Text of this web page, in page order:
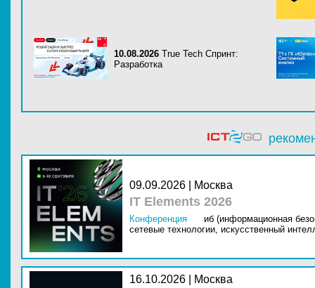
10.08.2026 True Tech Спринт:
Разработка
09.09.2026 | Москва
IT Elements 2026
Конференция
иб (информационная
сетевые технологии, искусственный
16.10.2026 | Москва